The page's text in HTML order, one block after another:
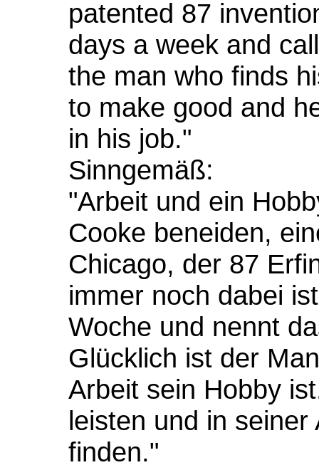
patented 87
days a week and
the man who finds
to make good and
in his job."
Sinngemäß:
"Arbeit und ein
Cooke beneiden,
Chicago, der 87
immer noch dabei
Woche und nennt
Glücklich ist der
Arbeit sein Hobby
leisten und in
finden."